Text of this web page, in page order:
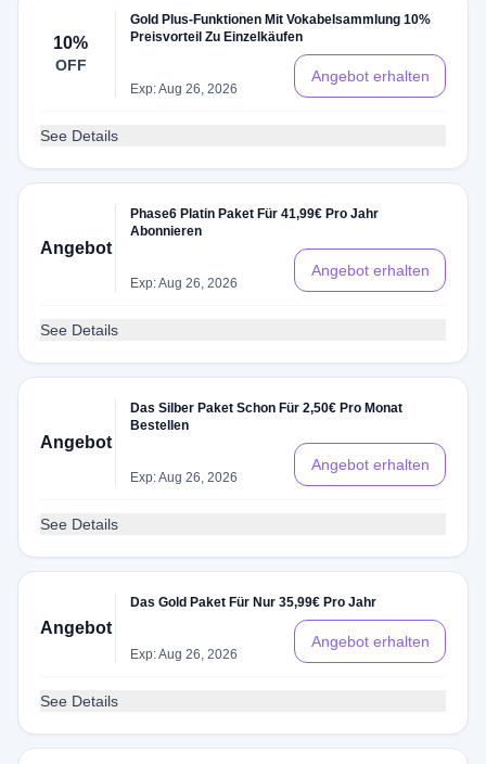
10%
OFF
Gold Plus-Funktionen Mit Vokabelsammlung 10%
Preisvorteil Zu Einzelkäufen
Exp: Aug 26, 2026
Angebot erhalten
See Details
Angebot
Phase6 Platin Paket Für 41,99€ Pro Jahr
Abonnieren
Exp: Aug 26, 2026
Angebot erhalten
See Details
Angebot
Das Silber Paket Schon Für 2,50€ Pro Monat
Bestellen
Exp: Aug 26, 2026
Angebot erhalten
See Details
Angebot
Das Gold Paket Für Nur 35,99€ Pro Jahr
Exp: Aug 26, 2026
Angebot erhalten
See Details